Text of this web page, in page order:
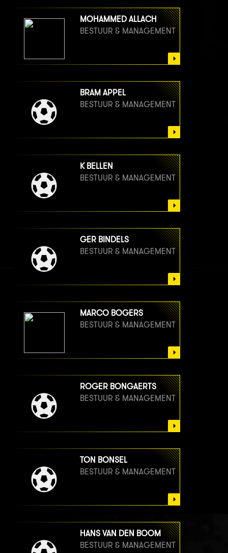
MOHAMMED ALLACH
BESTUUR & MANAGEMENT
BRAM APPEL
BESTUUR & MANAGEMENT
K BELLEN
BESTUUR & MANAGEMENT
GER BINDELS
BESTUUR & MANAGEMENT
MARCO BOGERS
BESTUUR & MANAGEMENT
ROGER BONGAERTS
BESTUUR & MANAGEMENT
TON BONSEL
BESTUUR & MANAGEMENT
HANS VAN DEN BOOM
BESTUUR & MANAGEMENT